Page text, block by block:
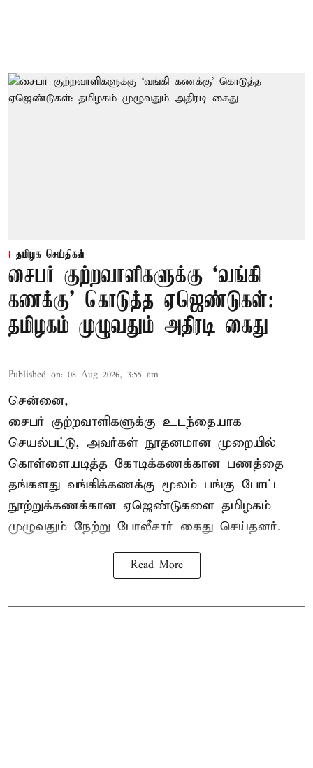
தமிழக செய்திகள்
சைபர் குற்றவாளிகளுக்கு ‘வங்கி
கணக்கு’ கொடுத்த ஏஜெண்டுகள்:
தமிழகம் முழுவதும் அதிரடி கைது
Published on: 08 Aug 2026, 3:55 am
சென்னை,
சைபர் குற்றவாளிகளுக்கு உடந்தையாக
செயல்பட்டு, அவர்கள் நூதனமான முறையில்
கொள்ளையடித்த கோடிக்கணக்கான பணத்தை
தங்களது வங்கிக்கணக்கு மூலம் பங்கு போட்ட
நூற்றுக்கணக்கான ஏஜெண்டுகளை தமிழகம்
முழுவதும் நேற்று போலீசார் கைது செய்தனர்.
Read More